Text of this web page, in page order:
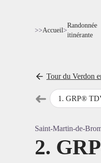
>>Accueil>
Randonnée
itinérante
Tour du Verdon
➜Étape précédente
1 . GRP® TDV - Etape 1 : Gréoux-les-
Saint-Martin-de-
2.